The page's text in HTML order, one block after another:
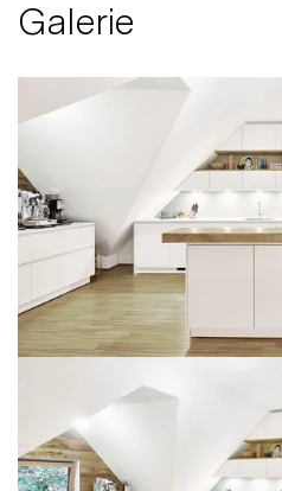
Galerie